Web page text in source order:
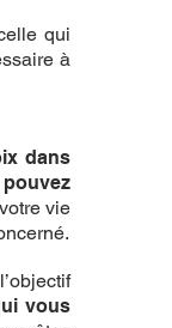
qui
à
dans
vie
vous